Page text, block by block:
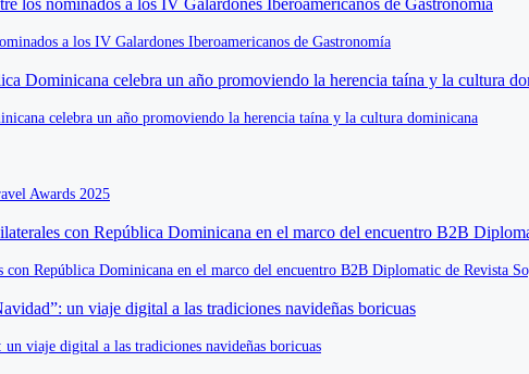
a los IV Galardones Iberoamericanos de Gastronomía
celebra un año promoviendo la herencia taína y la cultura dominicana
Awards 2025
con República Dominicana en el marco del encuentro B2B Diplomatic de Revista
viaje digital a las tradiciones navideñas boricuas